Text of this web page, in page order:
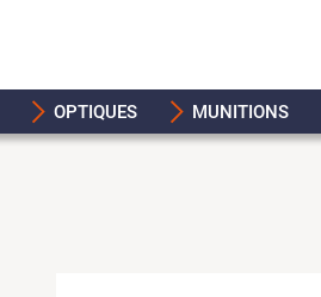
OPTIQUES MUNITIONS